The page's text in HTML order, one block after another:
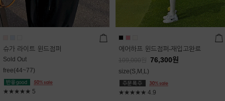
슈가 라이트 윈드점퍼
Sold Out
free(44~77)
★★★★★ 5
에어하프 윈드점퍼-재입고완료
109,000 76,300원
size(S,M,L)
★★★★★ 4.9